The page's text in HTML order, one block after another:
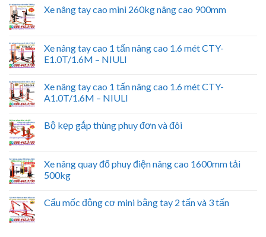
Xe nâng tay cao mini 260kg nâng cao 900mm
Xe nâng tay cao 1 tấn nâng cao 1.6 mét CTY-
E1.0T/1.6M – NIULI
Xe nâng tay cao 1 tấn nâng cao 1.6 mét CTY-
A1.0T/1.6M – NIULI
Bộ kẹp gắp thùng phuy đơn và đôi
Xe nâng quay đổ phuy điện nâng cao 1600mm tải
500kg
Cẩu mốc động cơ mini bằng tay 2 tấn và 3 tấn